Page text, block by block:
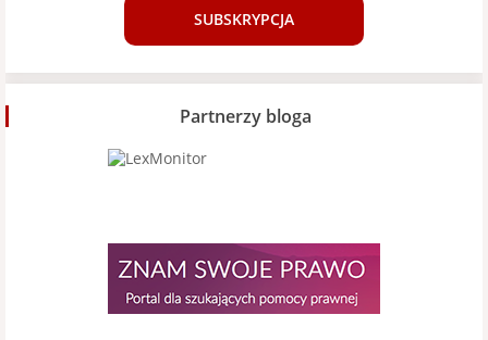
SUBSKRYPCJA
Partnerzy bloga